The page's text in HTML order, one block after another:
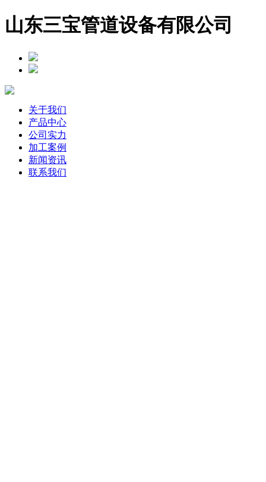
山东三宝管道设备有限公司
关于我们
产品中心
公司实力
加工案例
新闻资讯
联系我们